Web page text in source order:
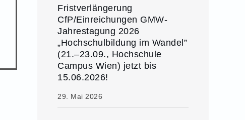
Fristverlängerung
CfP/Einreichungen GMW-
Jahrestagung 2026
„Hochschulbildung im Wandel”
(21.–23.09., Hochschule
Campus Wien) jetzt bis
15.06.2026!
29. Mai 2026